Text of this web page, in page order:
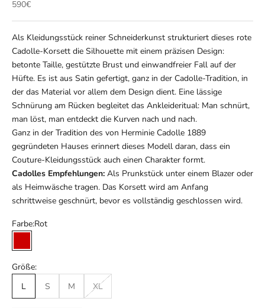
Angebot
590€
Als Kleidungsstück reiner Schneiderkunst strukturiert dieses rote
Cadolle-Korsett die Silhouette mit einem präzisen Design:
betonte Taille, gestützte Brust und einwandfreier Fall auf der
Hüfte. Es ist aus Satin gefertigt, ganz in der Cadolle-Tradition, in
der das Material vor allem dem Design dient. Eine lässige
Schnürung am Rücken begleitet das Ankleideritual: Man schnürt,
man löst, man entdeckt die Kurven nach und nach.
Ganz in der Tradition des von Herminie Cadolle 1889
gegründeten Hauses erinnert dieses Modell daran, dass ein
Couture-Kleidungsstück auch einen Charakter formt.
Cadolles Empfehlungen: Als Prunkstück unter einem Blazer oder
als Heimwäsche tragen. Das Korsett wird am Anfang
schrittweise geschnürt, bevor es vollständig geschlossen wird.
Farbe:Rot
Rot
Größe:
L
S M XL